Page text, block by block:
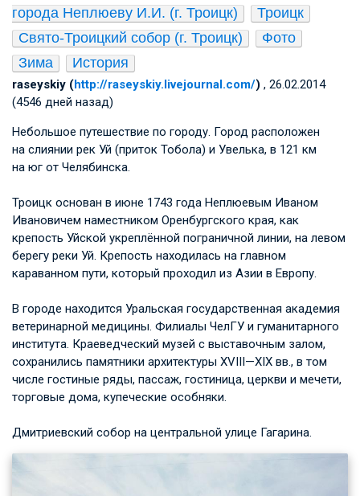
города Неплюеву И.И. (г. Троицк)
Троицк
Свято-Троицкий собор (г. Троицк)
Фото
Зима
История
raseyskiy (http://raseyskiy.livejournal.com/) , 26.02.2014
(4546 дней назад)
Небольшое путешествие по городу. Город расположен
на слиянии рек Уй (приток Тобола) и Увелька, в 121 км
на юг от Челябинска.
Троицк основан в июне 1743 года Неплюевым Иваном
Ивановичем наместником Оренбургского края, как
крепость Уйской укреплённой пограничной линии, на левом
берегу реки Уй. Крепость находилась на главном
караванном пути, который проходил из Азии в Европу.
В городе находится Уральская государственная академия
ветеринарной медицины. Филиалы ЧелГУ и гуманитарного
института. Краеведческий музей с выставочным залом,
сохранились памятники архитектуры XVIII—XIX вв., в том
числе гостиные ряды, пассаж, гостиница, церкви и мечети,
торговые дома, купеческие особняки.
Дмитриевский собор на центральной улице Гагарина.